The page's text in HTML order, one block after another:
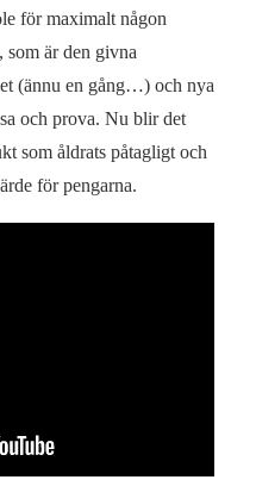
för maximalt någon
är den givna
(ännu en gång…) och nya
och prova. Nu blir det
som åldrats påtagligt och
för pengarna.